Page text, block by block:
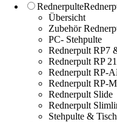
Rednerpulte
Übersicht
Zubehör
PC- Stehpulte
Rednerpult RP7
Rednerpult RP 21
Rednerpult RP-
Rednerpult RP-
Rednerpult Slide
Rednerpult
Stehpulte &